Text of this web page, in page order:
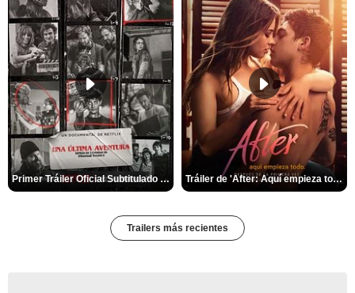
Primer Tráiler Oficial Subtitulado de 'Una última aventura: Detrás de cámaras de Stranger Things 5' Tráiler de 'After: Aquí empieza todo'
Trailers más recientes